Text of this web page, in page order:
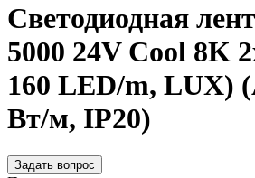
Светодиодная
5000 24V Cool 8K
160 LED/m, LUX)
Вт/м, IP20)
Задать вопрос